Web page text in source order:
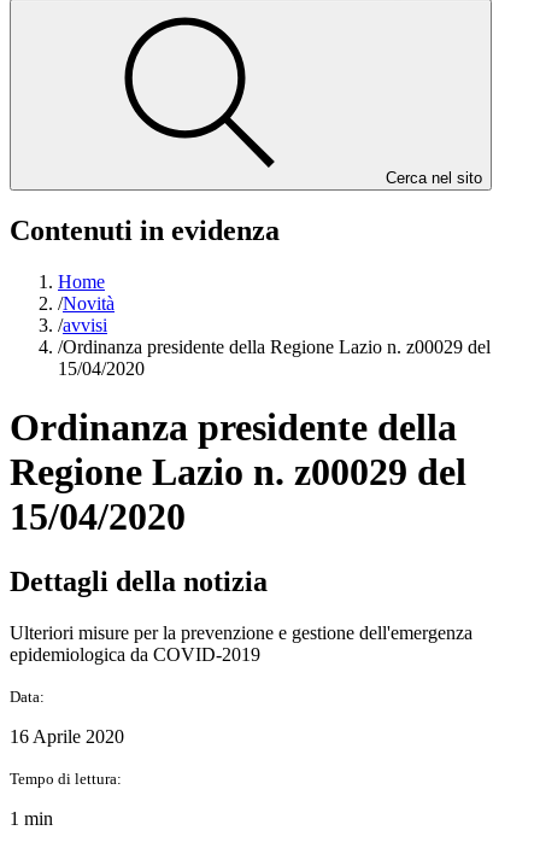
Cerca nel sito
Contenuti in evidenza
Home
/Novità
/avvisi
/Ordinanza presidente della Regione Lazio n. z00029 del
15/04/2020
Ordinanza presidente della
Regione Lazio n. z00029 del
15/04/2020
Dettagli della notizia
Ulteriori misure per la prevenzione e gestione dell'emergenza
epidemiologica da COVID-2019
Data:
16 Aprile 2020
Tempo di lettura:
1 min